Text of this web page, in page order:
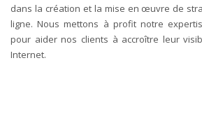
dans la création et la mise en œuvre de
ligne. Nous mettons à profit notre
pour aider nos clients à accroître leur
Internet.